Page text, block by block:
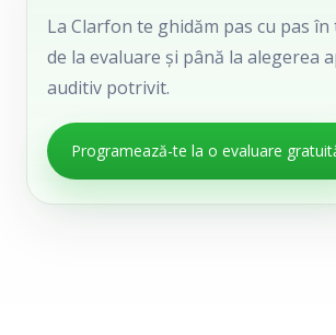
La Clarfon te ghidăm pas cu pas
de la evaluare și până la alegerea
auditiv potrivit.
Programează-te la o evaluare